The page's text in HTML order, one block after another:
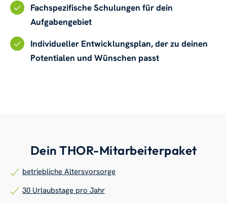
Fachspezifische Schulungen für dein
Aufgabengebiet
Individueller Entwicklungsplan, der zu deinen
Potentialen und Wünschen passt
Dein THOR-Mitarbeiterpaket
betriebliche Altersvorsorge
30 Urlaubstage pro Jahr